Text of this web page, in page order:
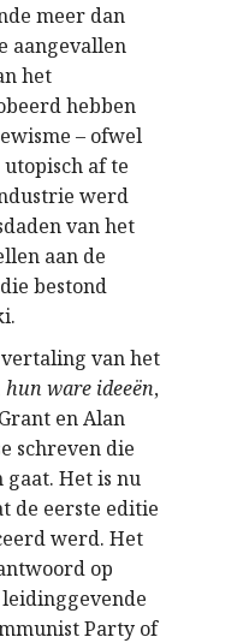
meer dan
aangevallen
het
hebben
– ofwel
af te
werd
van het
aan de
bestond
van het
ware ideeën,
en Alan
schreven die
Het is nu
de eerste editie
werd. Het
op
Party of